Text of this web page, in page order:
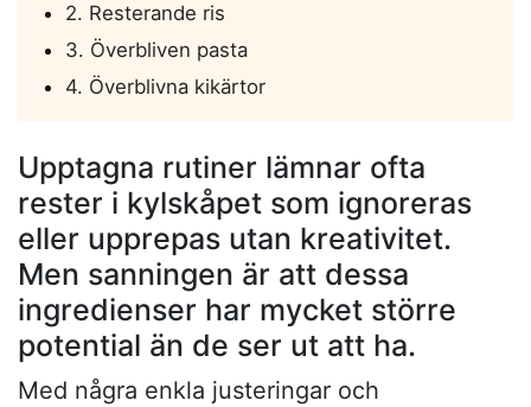
2. Resterande ris
3. Överbliven pasta
4. Överblivna kikärtor
Upptagna rutiner lämnar ofta
rester i kylskåpet som ignoreras
eller upprepas utan kreativitet.
Men sanningen är att dessa
ingredienser har mycket större
potential än de ser ut att ha.
Med några enkla justeringar och